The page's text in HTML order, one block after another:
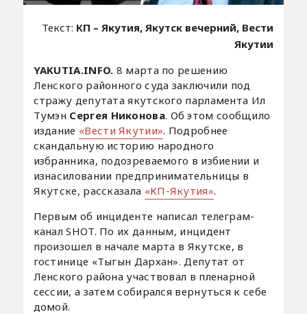
Текст: КП – Якутия, Якутск вечерний, Вести
Якутии
YAKUTIA.INFO. 8 марта по решению
Ленского районного суда заключили под
стражу депутата якутского парламента Ил
Тумэн Сергея Никонова. Об этом сообщило
издание «Вести Якутии». Подробнее
скандальную историю народного
избранника, подозреваемого в избиении и
изнасиловании предпринимательницы в
Якутске, рассказала «КП-Якутия».
Первым об инциденте написал телеграм-
канал SHOT. По их данным, инцидент
произошел в начале марта в Якутске, в
гостинице «Тыгын Дархан». Депутат от
Ленского района участвовал в пленарной
сессии, а затем собирался вернуться к себе
домой.